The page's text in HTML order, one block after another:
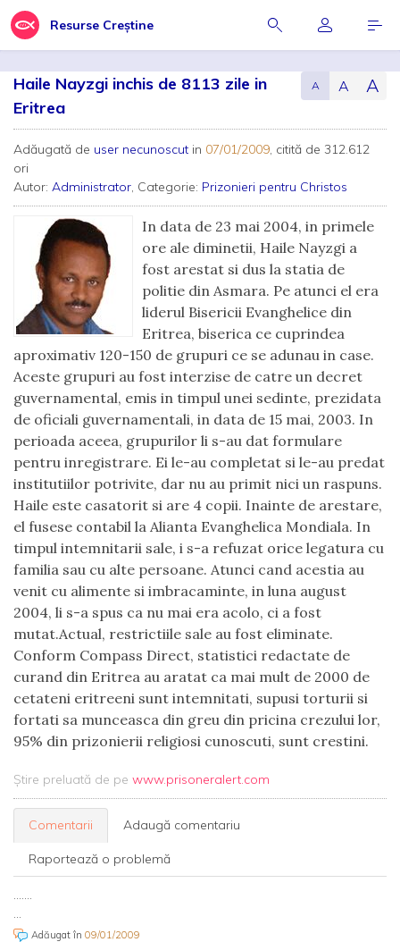
Resurse Creștine
Haile Nayzgi inchis de 8113 zile in
Eritrea
A A A
Adăugată de user necunoscut in 07/01/2009, citită de 312.612
ori
Autor: Administrator, Categorie: Prizonieri pentru Christos
In data de 23 mai 2004, in primele
ore ale diminetii, Haile Nayzgi a
fost arestat si dus la statia de
politie din Asmara. Pe atunci el era
liderul Bisericii Evanghelice din
Eritrea, biserica ce cuprindea
aproximativ 120-150 de grupuri ce se adunau in case.
Aceste grupuri au fost interzise de catre un decret
guvernamental, emis in timpul unei sedinte, prezidata
de oficiali guvernamentali, in data de 15 mai, 2003. In
perioada aceea, grupurilor li s-au dat formulare
pentru inregistrare. Ei le-au completat si le-au predat
institutiilor potrivite, dar nu au primit nici un raspuns.
Haile este casatorit si are 4 copii. Inainte de arestare,
el fusese contabil la Alianta Evanghelica Mondiala. In
timpul intemnitarii sale, i s-a refuzat orice legatura cu
familia sau cu alte persoane. Atunci cand acestia au
venit cu alimente si imbracaminte, in luna august
2004, li s-a spus ca nu mai era acolo, ci a fost
mutat.Actual, restrictiile sale au fost eliminate.
Conform Compass Direct, statistici redactate de
curand din Eritrea au aratat ca mai mult de 2000 de
cetateni eritreeni sunt intemnitati, supusi torturii si
fortati sa munceasca din greu din pricina crezului lor,
95% din prizonierii religiosi cunoscuti, sunt crestini.
Știre preluată de pe www.prisoneralert.com
Comentarii Adaugă comentariu
Raportează o problemă
.......
...
Adăugat în 09/01/2009